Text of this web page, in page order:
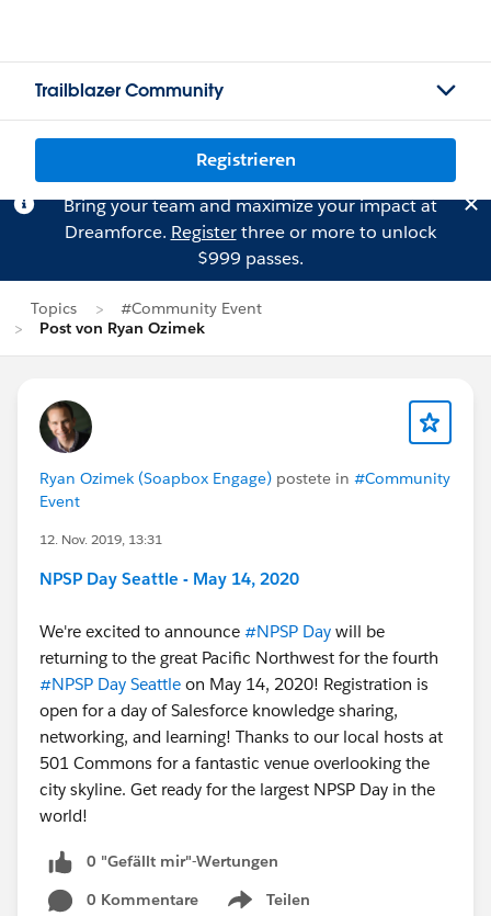
Trailblazer Community
Registrieren
Bring your team and maximize your impact at
Dreamforce. Registerthree or more to unlock
$999 passes.
Topics
#Community Event
Post von Ryan Ozimek
Ryan Ozimek (Soapbox Engage) postete in #Community
Event
12. Nov. 2019, 13:31
NPSP Day Seattle - May 14, 2020
We're excited to announce #NPSP Day ​ will be
returning to the great Pacific Northwest for the fourth
#NPSP Day Seattle ​ on May 14, 2020! Registration is
open for a day of Salesforce knowledge sharing,
networking, and learning! Thanks to our local hosts at
501 Commons for a fantastic venue overlooking the
city skyline. Get ready for the largest NPSP Day in the
world!
0 "Gefällt mir"-Wertungen
0 Kommentare
Teilen
Show menu